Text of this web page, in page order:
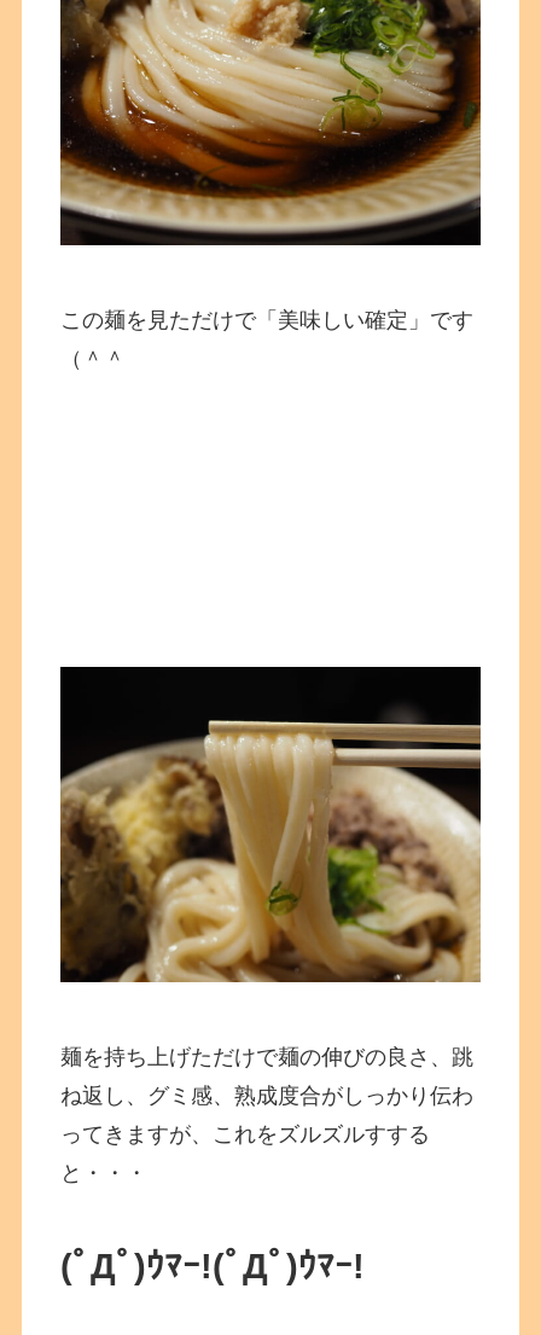
この麺を見ただけで「美味しい確定」です
（＾＾
麺を持ち上げただけで麺の伸びの良さ、跳
ね返し、グミ感、熟成度合がしっかり伝わ
ってきますが、これをズルズルすする
と・・・
(ﾟДﾟ)ｳﾏｰ!(ﾟДﾟ)ｳﾏｰ!